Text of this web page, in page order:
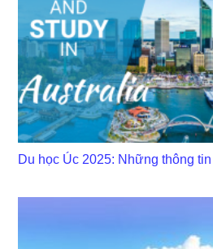
Du học Úc 2025: Những thông